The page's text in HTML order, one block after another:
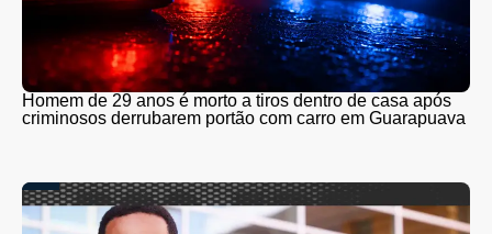
Homem de 29 anos é morto a tiros dentro de casa após
criminosos derrubarem portão com carro em Guarapuava